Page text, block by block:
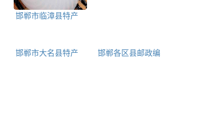
邯郸市临漳县特产
邯郸市大名县特产
邯郸各区县邮政编